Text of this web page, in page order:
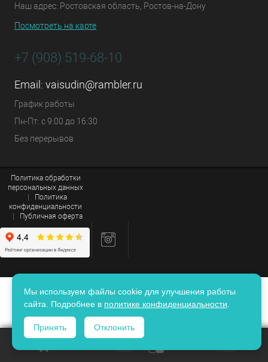
Мы используем файлы cookie для улучшения работы
сайта. Подробнее в политике конфиденциальности
Принять Отклонить
Наш адрес: Ростовская область, Ростов-на-Дону
Посмотреть на карте
+7 (908) 519-68-10
Email: vaisudin@rambler.ru
График работы
Пн-Пт: с 9:00 до 16:30
Без перерывов
Политика обработки
персональных данных
Политика
конфиденциальности
Публичная оферта